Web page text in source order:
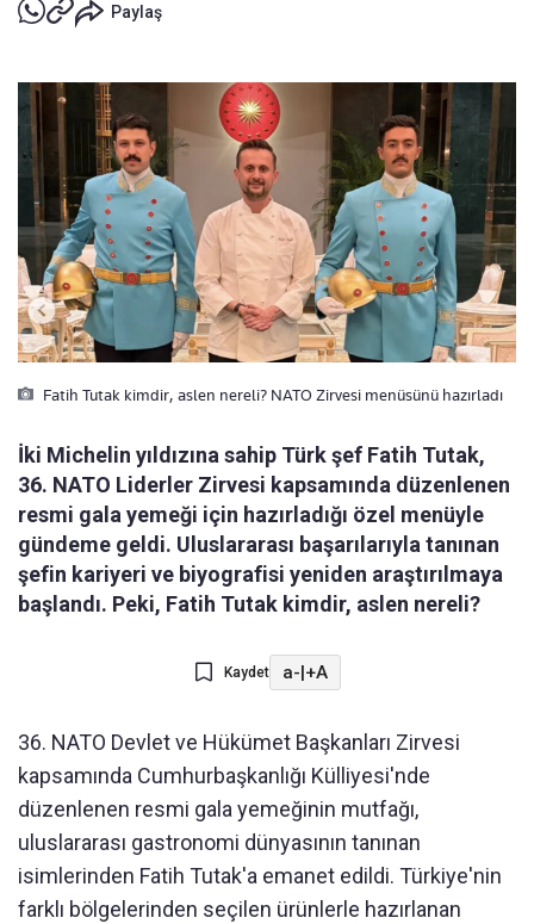
Paylaş
Fatih Tutak kimdir, aslen nereli? NATO Zirvesi menüsünü hazırladı
İki Michelin yıldızına sahip Türk şef Fatih Tutak,
36. NATO Liderler Zirvesi kapsamında düzenlenen
resmi gala yemeği için hazırladığı özel menüyle
gündeme geldi. Uluslararası başarılarıyla tanınan
şefin kariyeri ve biyografisi yeniden araştırılmaya
başlandı. Peki, Fatih Tutak kimdir, aslen nereli?
Kaydet a-|+A
36. NATO Devlet ve Hükümet Başkanları Zirvesi
kapsamında Cumhurbaşkanlığı Külliyesi'nde
düzenlenen resmi gala yemeğinin mutfağı,
uluslararası gastronomi dünyasının tanınan
isimlerinden Fatih Tutak'a emanet edildi. Türkiye'nin
farklı bölgelerinden seçilen ürünlerle hazırlanan